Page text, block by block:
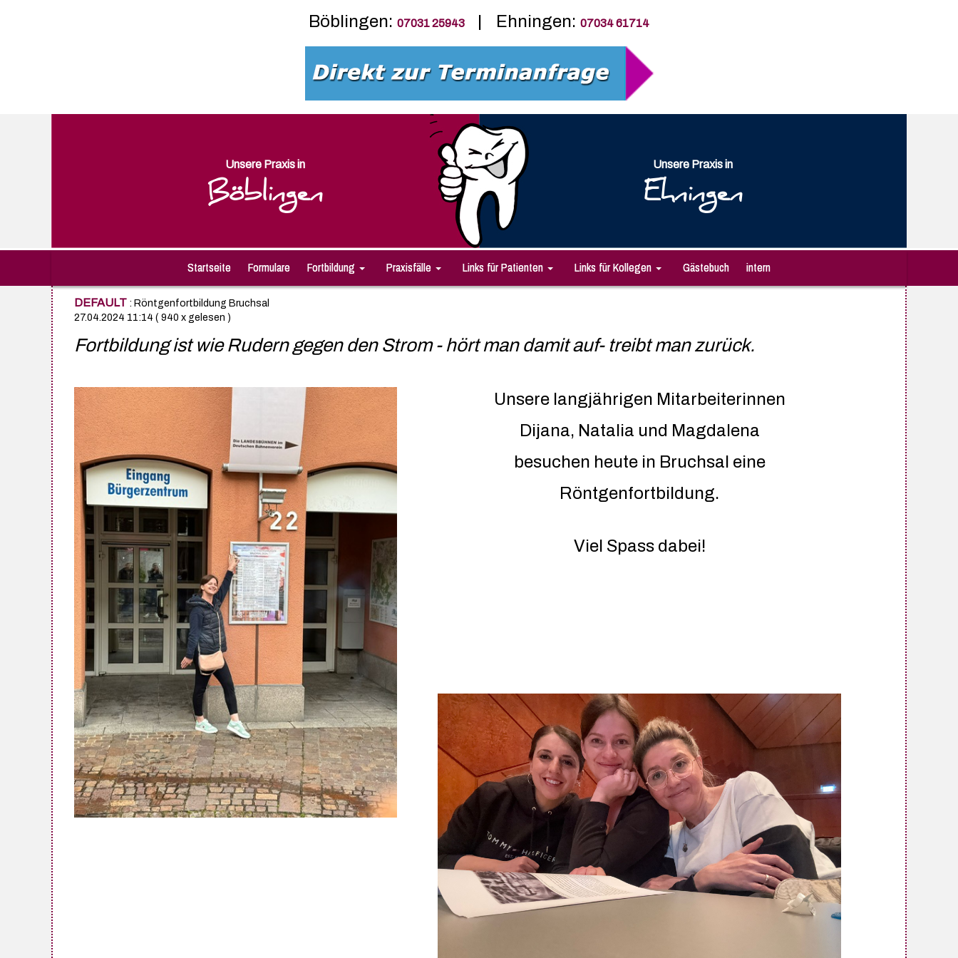
Böblingen: 07031 25943 | Ehningen: 07034 61714
Unsere Praxis in
Böblingen
Unsere Praxis in
Ehningen
Startseite Formulare Fortbildung Praxisfälle Links für Patienten Links für Kollegen Gästebuch intern
DEFAULT: Röntgenfortbildung Bruchsal
27.04.2024 11:14 ( 940 x gelesen )
Fortbildung ist wie Rudern gegen den Strom - hört man damit auf- treibt man zurück.
Unsere langjährigen Mitarbeiterinnen
Dijana, Natalia und Magdalena
besuchen heute in Bruchsal eine
Röntgenfortbildung.
Viel Spass dabei!